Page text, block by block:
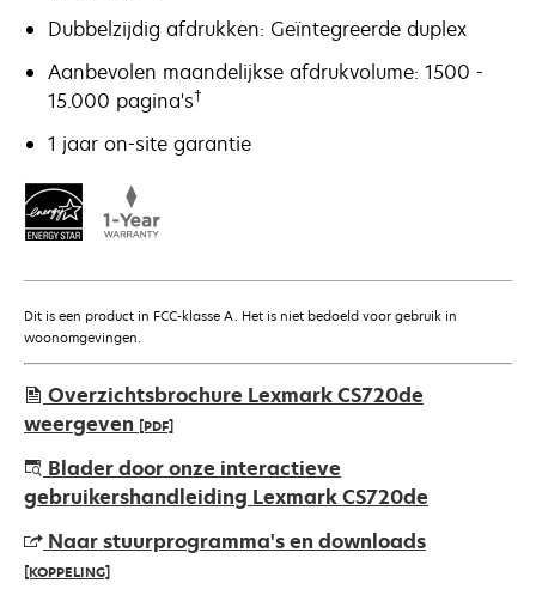
Dubbelzijdig afdrukken: Geïntegreerde duplex
Aanbevolen maandelijkse afdrukvolume: 1500 -
15.000 pagina's†
1 jaar on-site garantie
Dit is een product in FCC-klasse A. Het is niet bedoeld voor gebruik in
woonomgevingen.
Overzichtsbrochure Lexmark CS720de
weergeven [PDF]
opens
in
new
tab
Blader door onze interactieve
gebruikershandleiding Lexmark CS720de
Naar stuurprogramma's en downloads
[KOPPELING]